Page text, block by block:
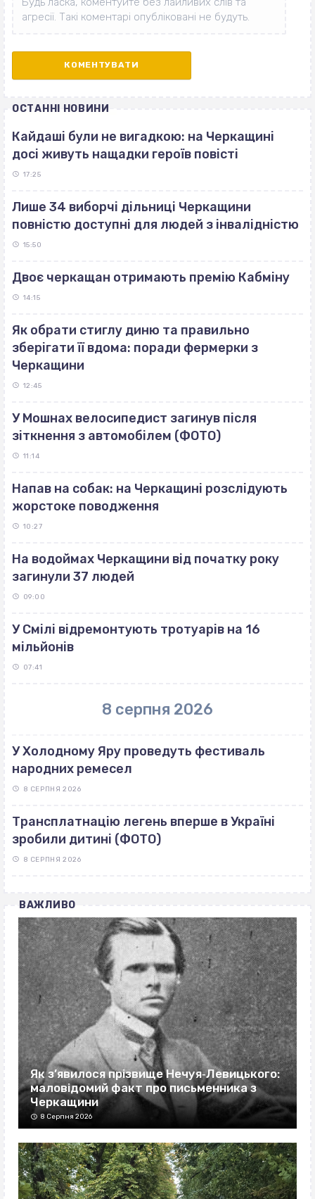
ОСТАННІ НОВИНИ
Кайдаші були не вигадкою: на Черкащині
досі живуть нащадки героїв повісті
17:25
Лише 34 виборчі дільниці Черкащини
повністю доступні для людей з інвалідністю
15:50
Двоє черкащан отримають премію Кабміну
14:15
Як обрати стиглу диню та правильно
зберігати її вдома: поради фермерки з
Черкащини
12:45
У Мошнах велосипедист загинув після
зіткнення з автомобілем (ФОТО)
11:14
Напав на собак: на Черкащині розслідують
жорстоке поводження
10:27
На водоймах Черкащини від початку року
загинули 37 людей
09:00
У Смілі відремонтують тротуарів на 16
мільйонів
07:41
8 серпня 2026
У Холодному Яру проведуть фестиваль
народних ремесел
8 СЕРПНЯ 2026
Трансплатнацію легень вперше в Україні
зробили дитині (ФОТО)
8 СЕРПНЯ 2026
ВАЖЛИВО
Як з’явилося прізвище Нечуя‐Левицького:
маловідомий факт про письменника з
Черкащини
8 Серпня 2026